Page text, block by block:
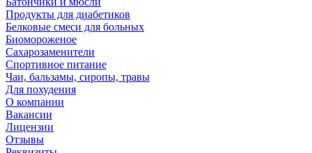
Продукты для диабетиков
Белковые смеси для больных
Биомороженое
Сахарозаменители
Спортивное питание
Чаи, бальзамы, сиропы, травы
Для похудения
О компании
Вакансии
Лицензии
Отзывы